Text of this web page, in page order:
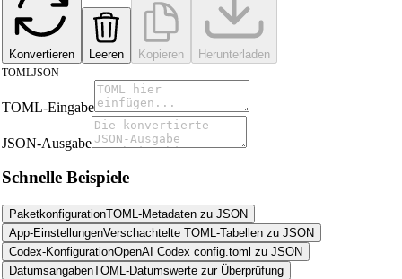
Konvertieren Leeren Kopieren Herunterladen
TOMLJSON
TOML-Eingabe
JSON-Ausgabe
Schnelle Beispiele
PaketkonfigurationTOML-Metadaten zu JSON
App-EinstellungenVerschachtelte TOML-Tabellen zu JSON
Codex-KonfigurationOpenAI Codex config.toml zu JSON
DatumsangabenTOML-Datumswerte zur Überprüfung